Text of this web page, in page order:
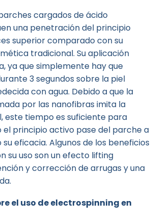
cargados de ácido
una penetración del principio
superior comparado con su
tradicional. Su aplicación
ya que simplemente hay que
3 segundos sobre la piel
con agua. Debido a que la
por las nanofibras imita la
este tiempo es suficiente para
el principio activo pase del parche a
eficacia. Algunos de los beneficios
su uso son un efecto lifting
y corrección de arrugas y una
el uso de electrospinning en